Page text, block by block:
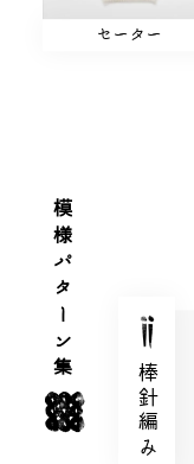
セーター
模様パターン集
棒針編み